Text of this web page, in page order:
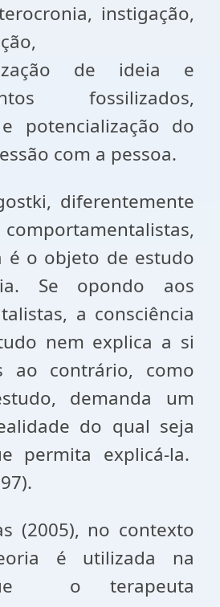
instigação,
de ideia e
fossilizados,
potencialização do
com a pessoa.
diferentemente
é o objeto de estudo
Se opondo aos
a consciência
nem explica a si
ao contrário, como
demanda um
do qual seja
permita explicá-la.
no contexto
é utilizada na
o terapeuta